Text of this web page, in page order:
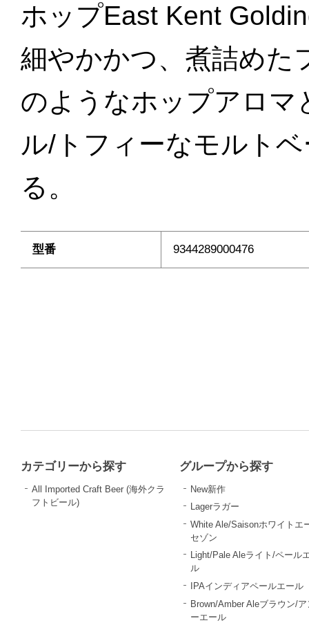
ホップEast Kent
細やかかつ、煮詰めた
のようなホップアロマ
ル/トフィーなモルト
る。
型番 9344289000476
カテゴリーから探す
All Imported Craft Beer (海外クラ
フトビール)
グループから探す
New新作
Lagerラガー
White Ale/Saisonホワイトエ
セゾン
Light/Pale Aleライト/ペール
ル
IPAインディアペールエール
Brown/Amber Aleブラウン/ア
ーエール